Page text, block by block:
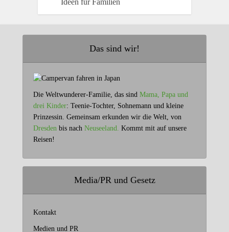
Das sind wir!
Die Weltwunderer-Familie, das sind Mama, Papa und
drei Kinder: Teenie-Tochter, Sohnemann und kleine
Prinzessin. Gemeinsam erkunden wir die Welt, von
Dresden bis nach Neuseeland. Kommt mit auf unsere
Reisen!
Media/PR und Gesetz
Kontakt
Medien und PR